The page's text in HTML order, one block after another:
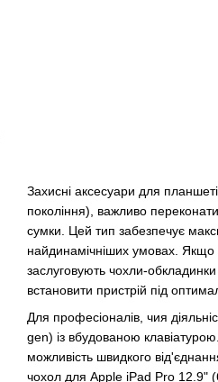
Захисні аксесуари для
покоління), важливо
сумки. Цей тип забезпечує
найдинамічніших умовах. Якщо
заслуговують чохли-
встановити пристрій під
Для професіоналів, чия
gen) із вбудованою
можливість швидкого
чохол для Apple iPad Pro 12.9"